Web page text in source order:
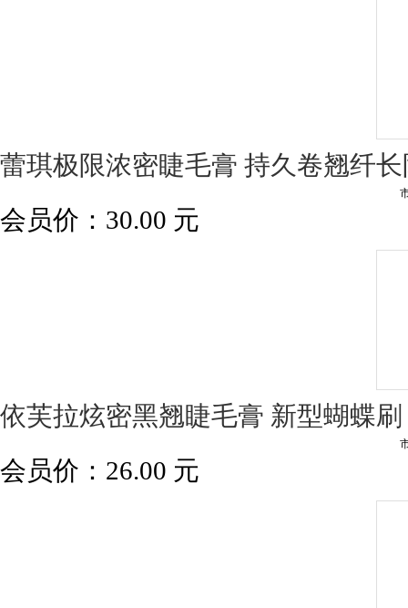
蕾琪极限浓密睫毛膏 持久卷翘纤
会员价： 30.00 元
依芙拉炫密黑翘睫毛膏 新型蝴蝶
会员价： 26.00 元